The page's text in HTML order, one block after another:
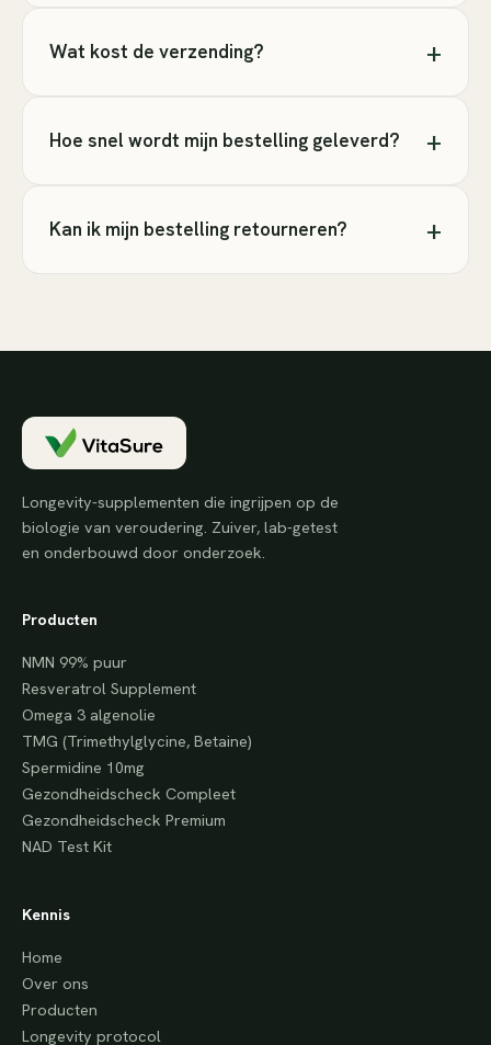
Wat kost de verzending? +
Hoe snel wordt mijn bestelling geleverd? +
Kan ik mijn bestelling retourneren? +
Longevity-supplementen die ingrijpen op de
biologie van veroudering. Zuiver, lab-getest
en onderbouwd door onderzoek.
Producten
NMN 99% puur
Resveratrol Supplement
Omega 3 algenolie
TMG (Trimethylglycine, Betaine)
Spermidine 10mg
Gezondheidscheck Compleet
Gezondheidscheck Premium
NAD Test Kit
Kennis
Home
Over ons
Producten
Longevity protocol